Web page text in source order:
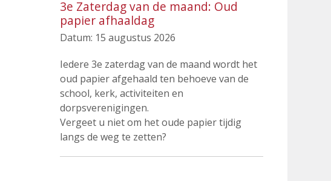
3e Zaterdag van de maand: Oud
papier afhaaldag
Datum: 15 augustus 2026
Iedere 3e zaterdag van de maand wordt het
oud papier afgehaald ten behoeve van de
school, kerk, activiteiten en
dorpsverenigingen.
Vergeet u niet om het oude papier tijdig
langs de weg te zetten?